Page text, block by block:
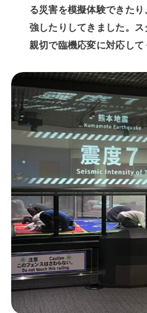
る災害を模擬体験できた
強したりしてきました。ス
親切で臨機応変に対応して